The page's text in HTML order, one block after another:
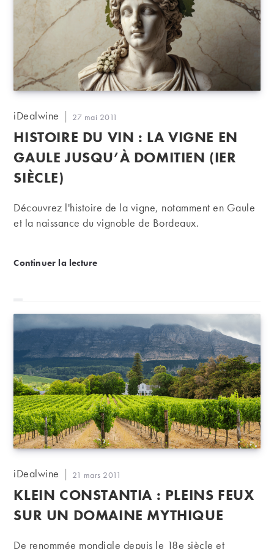
Auteur/autrice
la
publication :
iDealwine
Publication
publiée :
27 mai 2011
HISTOIRE DU VIN : LA VIGNE EN
GAULE JUSQU’À DOMITIEN (IER
SIÈCLE)
Découvrez l'histoire de la vigne, notamment en Gaule
et la naissance du vignoble de Bordeaux.
Continuer la lectureHistoire du vin : la vigne en Gaule jusqu’à
Auteur/autrice
la
publication :
iDealwine
Publication
publiée :
21 mars 2011
KLEIN CONSTANTIA : PLEINS FEUX
SUR UN DOMAINE MYTHIQUE
De renommée mondiale depuis le 18e siècle et